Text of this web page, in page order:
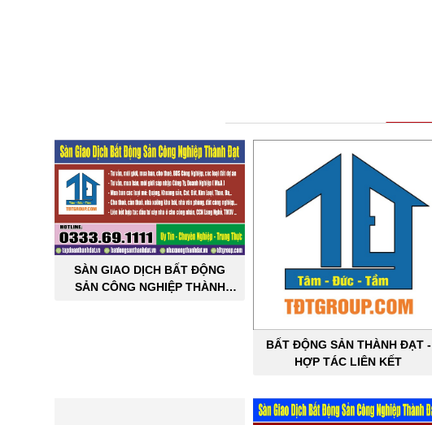
SÀN GIAO DỊCH BẤT ĐỘNG
SẢN CÔNG NGHIỆP THÀNH
BẤT ĐỘNG SẢN THÀNH ĐẠT -
HỢP TÁC LIÊN KẾT